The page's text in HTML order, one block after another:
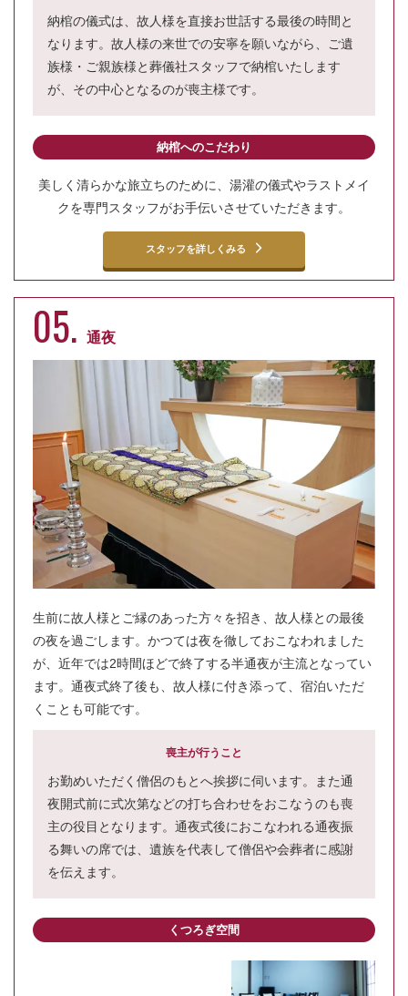
納棺の儀式は、故人様を直接お世話する最後の時間と
なります。故人様の来世での安寧を願いながら、ご遺
族様・ご親族様と葬儀社スタッフで納棺いたします
が、その中心となるのが喪主様です。
納棺へのこだわり
美しく清らかな旅立ちのために、湯灌の儀式やラストメイ
クを専門スタッフがお手伝いさせていただきます。
スタッフを詳しくみる
05. 通夜
生前に故人様とご縁のあった方々を招き、故人様との最後
の夜を過ごします。かつては夜を徹しておこなわれました
が、近年では2時間ほどで終了する半通夜が主流となってい
ます。通夜式終了後も、故人様に付き添って、宿泊いただ
くことも可能です。
喪主が行うこと
お勤めいただく僧侶のもとへ挨拶に伺います。また通
夜開式前に式次第などの打ち合わせをおこなうのも喪
主の役目となります。通夜式後におこなわれる通夜振
る舞いの席では、遺族を代表して僧侶や会葬者に感謝
を伝えます。
くつろぎ空間